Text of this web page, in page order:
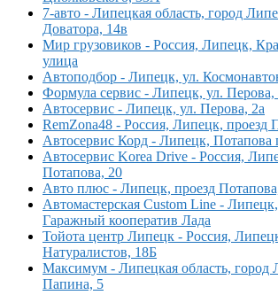
7-авто - Липецкая область, город
Доватора, 14в
Мир грузовиков - Россия, Липецк,
улица
Автоподбор - Липецк, ул.
Формула сервис - Липецк, ул. Перова,
Автосервис - Липецк, ул. Перова, 2а
RemZona48 - Россия, Липецк, проезд
Автосервис Корд - Липецк, Потапова
Автосервис Korea Drive - Россия,
Потапова, 20
Авто плюс - Липецк, проезд
Автомастерская Custom Line -
Гаражный кооператив Лада
Тойота центр Липецк - Россия,
Натуралистов, 18Б
Максимум - Липецкая область, город
Папина, 5